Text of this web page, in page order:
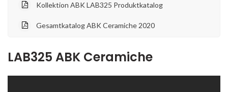
Kollektion ABK LAB325 Produktkatalog
Gesamtkatalog ABK Ceramiche 2020
LAB325 ABK Ceramiche